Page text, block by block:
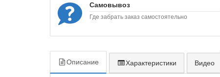
Самовывоз
Где забрать заказ самостоятельно
Описание Характеристики Видео